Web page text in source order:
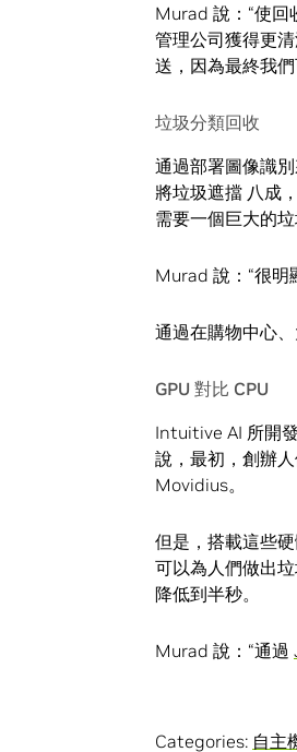
Murad 說：“使回
管理公司獲得更
送，因為最終我
垃圾分類回收
通過部署圖像識
將垃圾遮擋 八成
需要一個巨大的垃
Murad 說：“很明
通過在購物中心
GPU 對比 CPU
Intuitive AI 所開
說，最初，創辦
Movidius。
但是，搭載這些
可以為人們做出
降低到半秒。
Murad 說：“通過
Categories: 自主